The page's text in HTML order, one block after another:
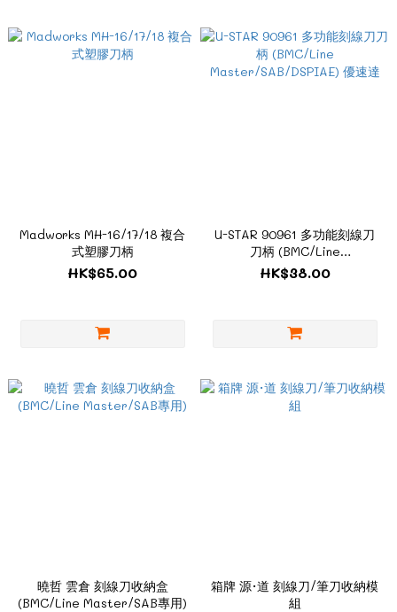
Madworks MH-16/17/18 複合
式塑膠刀柄
HK$65.00
U-STAR 90961 多功能刻線刀
刀柄 (BMC/Line
Master/SAB/DSPIAE) 優速達
HK$38.00
曉哲 雲倉 刻線刀收納盒
(BMC/Line Master/SAB專用)
箱牌 源·道 刻線刀/筆刀收納模
組